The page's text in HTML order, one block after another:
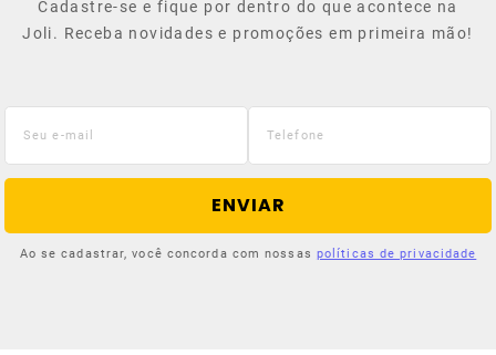
Cadastre-se e fique por dentro do que acontece na
Joli. Receba novidades e promoções em primeira mão!
ENVIAR
Ao se cadastrar, você concorda com nossas políticas de privacidade